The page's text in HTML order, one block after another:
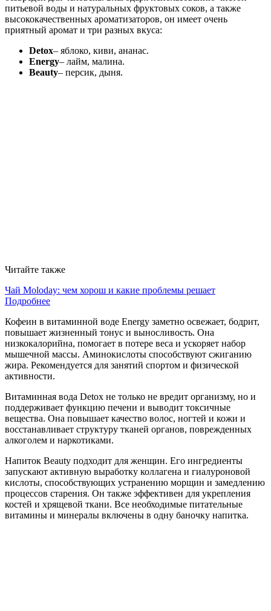
питьевой воды и натуральных фруктовых соков, а также
высококачественных ароматизаторов, он имеет очень
приятный аромат и три разных вкуса:
Detox– яблоко, киви, ананас.
Energy– лайм, малина.
Beauty– персик, дыня.
Читайте также
Чай Moloday: чем хорош и какие проблемы решает
Подробнее
Кофеин в витаминной воде Energy заметно освежает, бодрит,
повышает жизненный тонус и выносливость. Она
низкокалорийна, помогает в потере веса и ускоряет набор
мышечной массы. Аминокислоты способствуют сжиганию
жира. Рекомендуется для занятий спортом и физической
активности.
Витаминная вода Detox не только не вредит организму, но и
поддерживает функцию печени и выводит токсичные
вещества. Она повышает качество волос, ногтей и кожи и
восстанавливает структуру тканей органов, поврежденных
алкоголем и наркотиками.
Напиток Beauty подходит для женщин. Его ингредиенты
запускают активную выработку коллагена и гиалуроновой
кислоты, способствующих устранению морщин и замедлению
процессов старения. Он также эффективен для укрепления
костей и хрящевой ткани. Все необходимые питательные
витамины и минералы включены в одну баночку напитка.